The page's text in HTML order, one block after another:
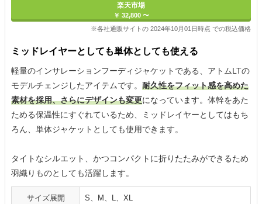
楽天市場
￥ 32,800 〜
※各社通販サイトの 2024年10月01日時点 での税込価格
ミッドレイヤーとしても単体としても使える
軽量のインサレーションフーディジャケットである、アトムLTの
モデルチェンジしたアイテムです。 耐久性をフィット感を高めた
素材を採用、さらにデザインも変更になっています。体幹をあた
ためる保温性にすぐれているため、ミッドレイヤーとしてはもち
ろん、単体ジャケットとしても使用できます。
タイトなシルエット、かつコンパクトに折りたたみができるため
羽織りものとしても活躍します。
サイズ展開 S、M、L、XL